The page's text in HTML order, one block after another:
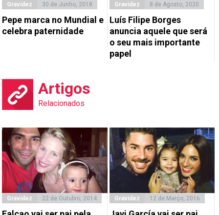
Gravidez 30 de Junho, 2018
Pepe marca no Mundial e
celebra paternidade
Gravidez 8 de Agosto, 2020
Luís Filipe Borges
anuncia aquele que será
o seu mais importante
papel
Artigos
Relacionados
Gravidez 22 de Outubro, 2014 Gravidez 12 de Março, 2016